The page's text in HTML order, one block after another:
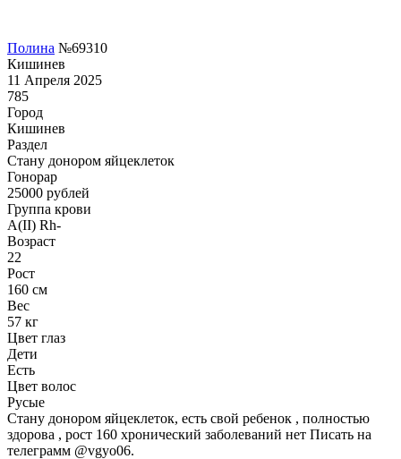
Полина №69310
Кишинев
11 Апреля 2025
785
Город
Кишинев
Раздел
Стану донором яйцеклеток
Гонoрар
25000 рублей
Группа крови
A(II) Rh-
Возраст
22
Рост
160 см
Вес
57 кг
Цвет глаз
Дети
Есть
Цвет волос
Русые
Стану донором яйцеклеток, есть свой ребенок , полностью
здорова , рост 160 хронический заболеваний нет Писать на
телеграмм @vgyo06.